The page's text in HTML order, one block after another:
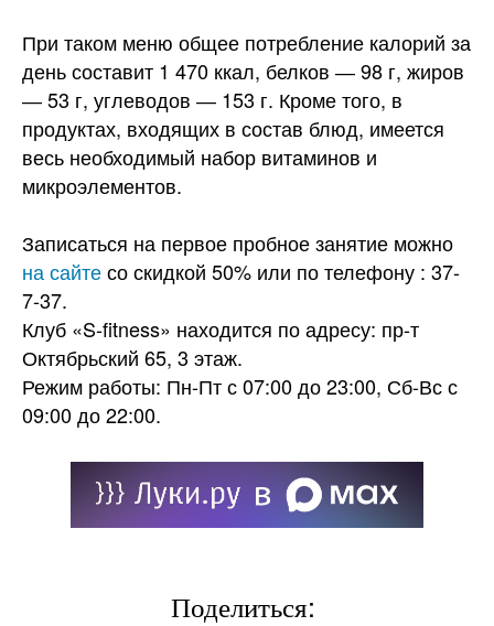
При таком меню общее потребление калорий за
день составит 1 470 ккал, белков ― 98 г, жиров
― 53 г, углеводов ― 153 г. Кроме того, в
продуктах, входящих в состав блюд, имеется
весь необходимый набор витаминов и
микроэлементов.
Записаться на первое пробное занятие можно
на сайтесо скидкой 50% или по телефону : 37-
7-37.
Клуб «S-fitness» находится по адресу: пр-т
Октябрьский 65, 3 этаж.
Режим работы: Пн-Пт с 07:00 до 23:00, Сб-Вс с
09:00 до 22:00.
Поделиться: